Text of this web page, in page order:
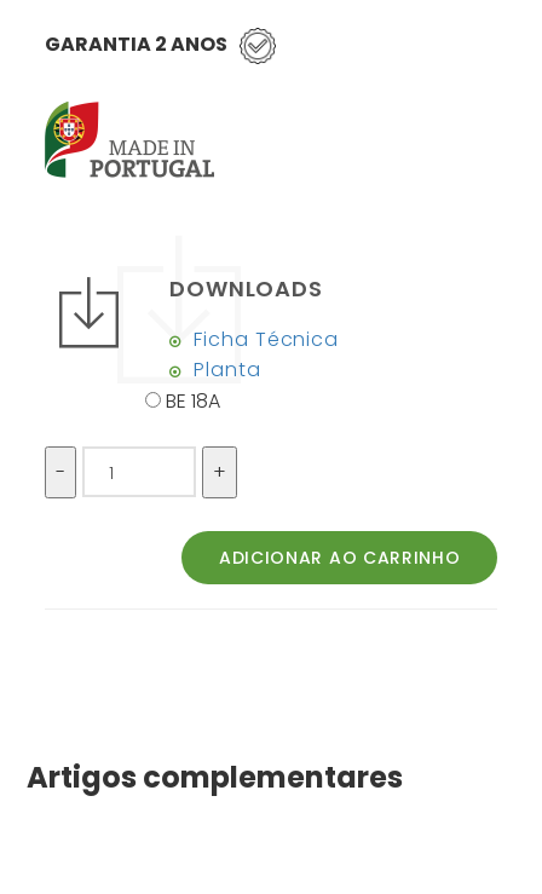
GARANTIA 2 ANOS
DOWNLOADS
Ficha Técnica
Planta
BE 18A
Artigos complementares